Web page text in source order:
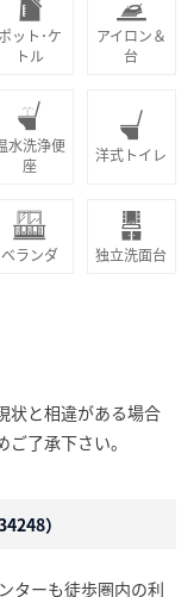
ポット･ケ
トル
アイロン＆
台
水洗浄便
座
洋式トイレ
ベランダ 独立洗面台
状と相違がある場合
了承下さい。
）
ターも徒歩圏内の利